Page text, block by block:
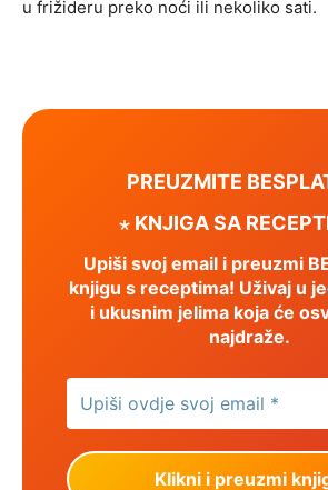
u frižideru preko noći ili nekoliko sati.
PREUZMITE
⋆ KNJIGA SA
Upiši svoj email i preuzmi
knjigu s receptima! Uživaj u
i ukusnim jelima koja će
najdraže.